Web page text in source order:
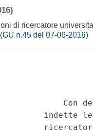
di ricercatore
(GU n.45 del 07-06-2016)